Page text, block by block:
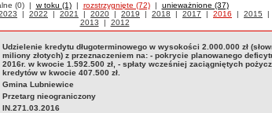
(0)| Przetargi
w toku (1)| Przetargi
rozstrzygnięte (72)| Przetargi
unieważnione (37)
z roku z roku
| Przetargi z roku
2022 | Przetargi z roku
2021 | Przetargi z roku
2020 | Przetargi z roku
2019 | Przetargi z roku
2018 | Przetargi z roku
2017 | Przetargi z roku
2016 | 2015 |
2013 | Przetargi z roku
2012
Udzielenie kredytu długoterminowego w wysokości 2.000.000 zł
miliony złotych) z przeznaczeniem na: - pokrycie planowanego
2016r. w kwocie 1.592.500 zł, - spłaty wcześniej zaciągniętych
kredytów w kwocie 407.500 zł.
Gmina Lubniewice
Przetarg nieograniczony
IN.271.03.2016